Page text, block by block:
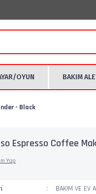
OYUN BAKIM
- Black
Espresso Coffee
Yap
BAKIM VE EV